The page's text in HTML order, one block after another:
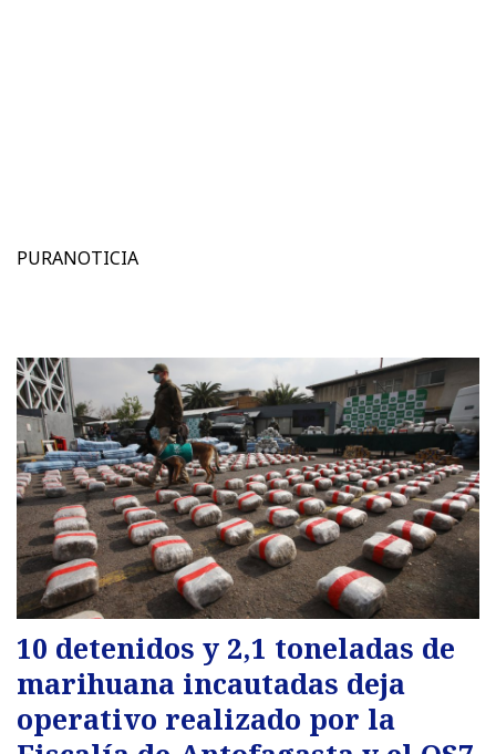
PURANOTICIA
10 detenidos y 2,1 toneladas de
marihuana incautadas deja
operativo realizado por la